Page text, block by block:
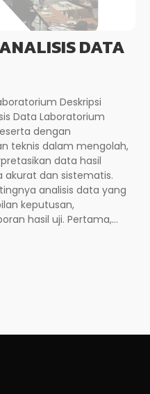
DATA
Deskripsi
Data Laboratorium
dengan
teknis dalam mengolah,
data hasil
akurat dan sistematis.
analisis data yang
keputusan,
hasil uji. Pertama,...